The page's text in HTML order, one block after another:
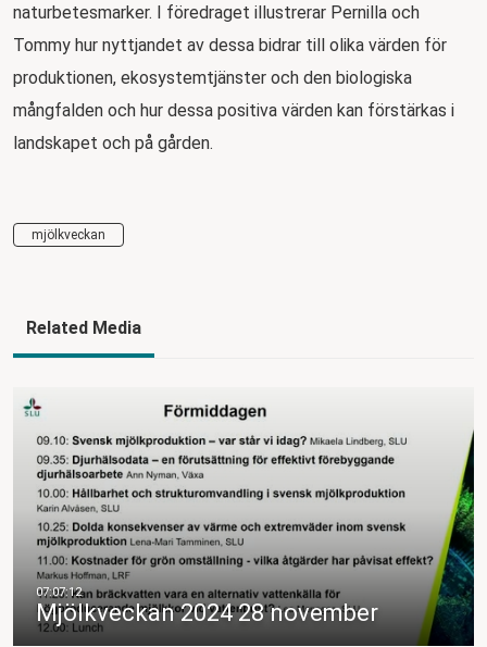
naturbetesmarker. I föredraget illustrerar Pernilla och
Tommy hur nyttjandet av dessa bidrar till olika värden för
produktionen, ekosystemtjänster och den biologiska
mångfalden och hur dessa positiva värden kan förstärkas i
landskapet och på gården.
mjölkveckan
Related Media
Mjölkveckan 2024 28 november